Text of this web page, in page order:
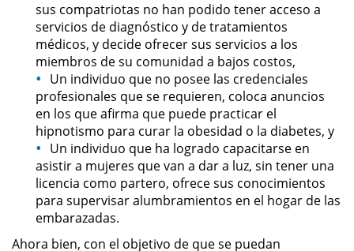
Suspendida
Evadir a un Oficial de Policía
Homicidio Vehicular
Robo de Auto
Delitos de Cuello Blanco
Apropiación Indebida De
Fondos Públicos
Falsificación
sus compatriotas no han podido tener acceso a
servicios de diagnóstico y de tratamientos
médicos, y decide ofrecer sus servicios a los
miembros de su comunidad a bajos costos,
Un individuo que no posee las credenciales
profesionales que se requieren, coloca anuncios
en los que afirma que puede practicar el
hipnotismo para curar la obesidad o la diabetes, y
Un individuo que ha logrado capacitarse en
asistir a mujeres que van a dar a luz, sin tener una
licencia como partero, ofrece sus conocimientos
para supervisar alumbramientos en el hogar de las
embarazadas.
Ahora bien, con el objetivo de que se puedan